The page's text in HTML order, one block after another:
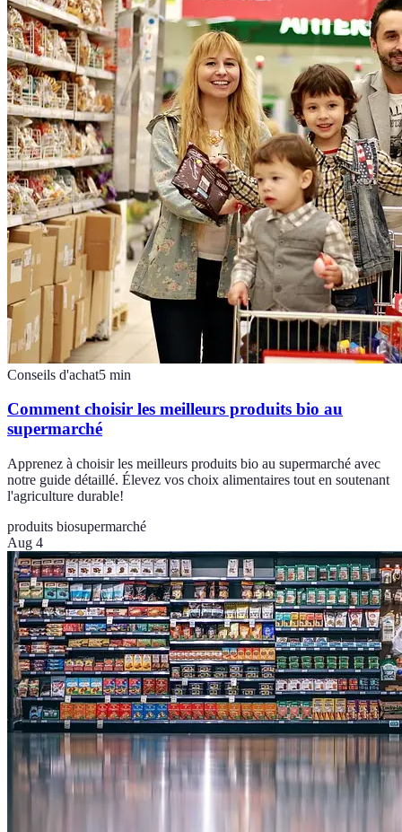
Conseils d'achat5 min
Comment choisir les meilleurs produits bio au
supermarché
Apprenez à choisir les meilleurs produits bio au supermarché avec
notre guide détaillé. Élevez vos choix alimentaires tout en soutenant
l'agriculture durable!
produits biosupermarché
Aug 4